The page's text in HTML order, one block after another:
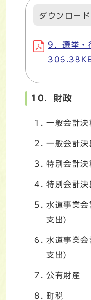
ダウンロー
9．選挙・
10．財政
一般会計
一般会計
特別会計
特別会計
水道事業
支出)
水道事業
支出)
公有財産
町税